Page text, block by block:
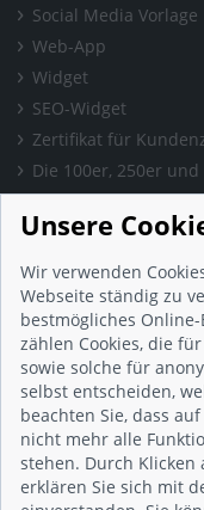
Social Media Vorlage
Web-App
Widget
SEO-Widget
Zertifikat für
Die 100er, 250er
Presse & Wissen
Presse und
Blog
Häufig gestellte
Studie:
Initiative gegen
Kunden
Beratungsgespräch
Impressum
Datenschutz
Unsere
Wir verwenden
Webseite ständig zu
bestmögliches
zählen Cookies, die
sowie solche für
selbst entscheiden,
beachten Sie, dass
nicht mehr alle
stehen. Durch Klicken
erklären Sie sich mit